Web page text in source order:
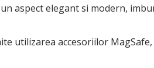
aspect elegant si modern,
utilizarea accesoriilor